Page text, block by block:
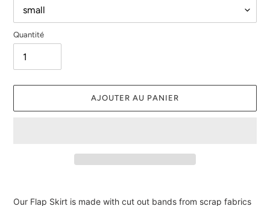
Quantité
AJOUTER AU PANIER
Our Flap Skirt is made with cut out bands from scrap fabrics